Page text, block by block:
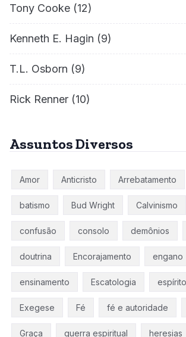
Tony Cooke (12)
Kenneth E. Hagin (9)
T.L. Osborn (9)
Rick Renner (10)
Assuntos Diversos
Amor Anticristo Arrebatamento
batismo Bud Wright Calvinismo
confusão consolo demônios
doutrina Encorajamento engano
ensinamento Escatologia
Exegese Fé fé e autoridade
Graça guerra espiritual heresias